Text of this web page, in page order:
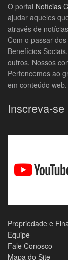
O portal Notícias
ajudar aqueles
através de
Com o passar
Benefícios
outros. Nossos
Pertencemos ao
em conteúdo web.
Inscreva-
Propriedade e
Equipe
Fale Conosco
Mapa do Site